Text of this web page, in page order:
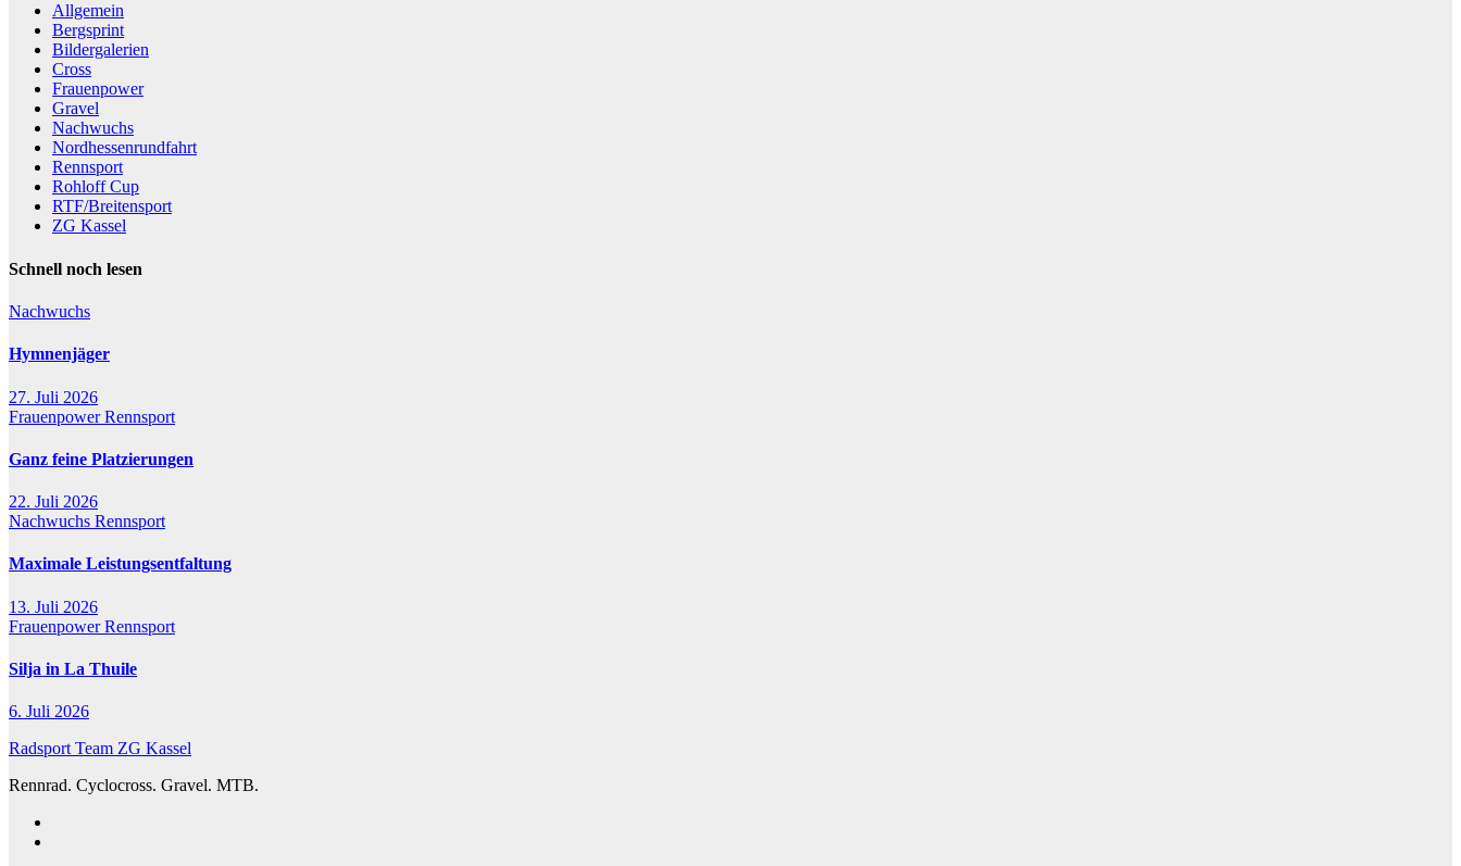
Allgemein
Bergsprint
Bildergalerien
Cross
Frauenpower
Gravel
Nachwuchs
Nordhessenrundfahrt
Rennsport
Rohloff Cup
RTF/Breitensport
ZG Kassel
Schnell noch lesen
Nachwuchs
Hymnenjäger
27. Juli 2026
FrauenpowerRennsport
Ganz feine Platzierungen
22. Juli 2026
Nachwuchs Rennsport
Maximale Leistungsentfaltung
13. Juli 2026
FrauenpowerRennsport
Silja in La Thuile
6. Juli 2026
Radsport Team ZG Kassel
Rennrad. Cyclocross. Gravel. MTB.